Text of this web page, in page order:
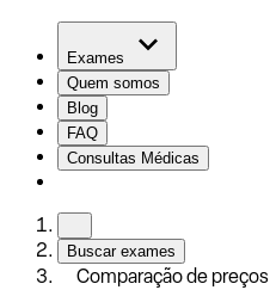
Exames
Quem somos
Blog
FAQ
Consultas Médicas
Buscar exames
Comparação de preços